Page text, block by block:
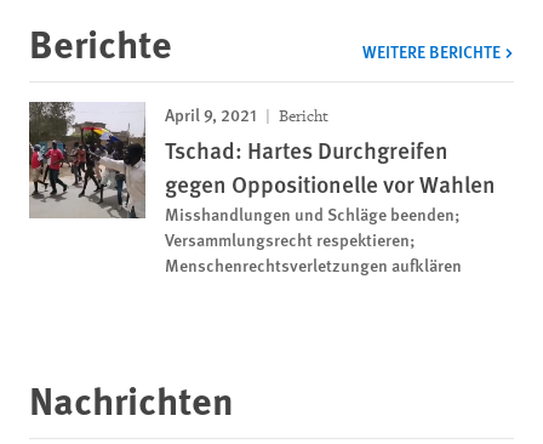
Berichte WEITERE BERICHTE
April 9, 2021 Bericht
Tschad: Hartes Durchgreifen
gegen Oppositionelle vor Wahlen
Misshandlungen und Schläge beenden;
Versammlungsrecht respektieren;
Menschenrechtsverletzungen aufklären
Nachrichten